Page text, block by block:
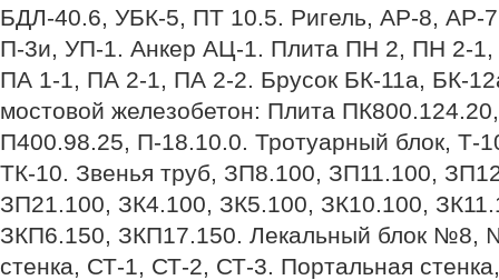
БДЛ-40.6, УБК-5, ПТ 10.5. Ригель, АР-8, АР-
П-3и, УП-1. Анкер АЦ-1. Плита ПН 2, ПН 2-
ПА 1-1, ПА 2-1, ПА 2-2. Брусок БК-11а, БК-
мостовой железобетон: Плита
П400.98.25, П-18.10.0. Тротуарный блок, Т-
ТК-10. Звенья труб, ЗП8.100, ЗП11.100,
ЗП21.100, ЗК4.100, ЗК5.100, ЗК10.100,
ЗКП6.150, ЗКП17.150. Лекальный блок №8,
стенка, СТ-1, СТ-2, СТ-3. Портальная